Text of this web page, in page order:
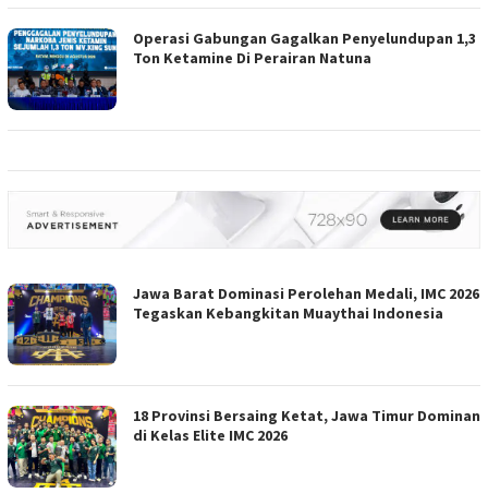
Operasi Gabungan Gagalkan Penyelundupan 1,3
Ton Ketamine Di Perairan Natuna
Jawa Barat Dominasi Perolehan Medali, IMC 2026
Tegaskan Kebangkitan Muaythai Indonesia
18 Provinsi Bersaing Ketat, Jawa Timur Dominan
di Kelas Elite IMC 2026